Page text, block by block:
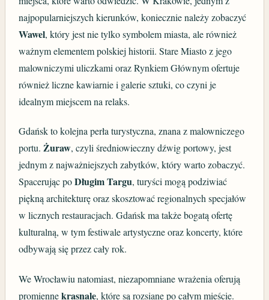
najpopularniejszych kierunków, koniecznie należy zobaczyć
Wawel, który jest nie tylko symbolem miasta, ale również
ważnym elementem polskiej historii. Stare Miasto z jego
malowniczymi uliczkami oraz Rynkiem Głównym ofertuje
również liczne kawiarnie i galerie sztuki, co czyni je
idealnym miejscem na relaks.
Gdańsk to kolejna perła turystyczna, znana z malowniczego
portu.Żuraw, czyli średniowieczny dźwig portowy, jest
jednym z najważniejszych zabytków, który warto zobaczyć.
Spacerując poDługim Targu, turyści mogą podziwiać
piękną architekturę oraz skosztować regionalnych specjałów
w licznych restauracjach. Gdańsk ma także bogatą ofertę
kulturalną, w tym festiwale artystyczne oraz koncerty, które
odbywają się przez cały rok.
We Wrocławiu natomiast, niezapomniane wrażenia oferują
promiennekrasnale, które są rozsiane po całym mieście.